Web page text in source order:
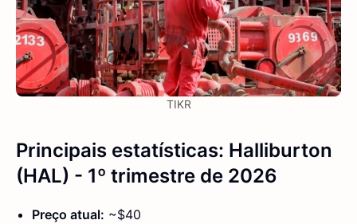
TIKR
Principais estatísticas: Halliburton
(HAL) - 1º trimestre de 2026
Preço atual: ~$40